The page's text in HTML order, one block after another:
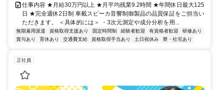
仕事内容 ★月給30万円以上 ★月平均残業9.2時間 ★年間休日最大125
日 ★完全週休2日制 車載スピーカ音響制御製品の品質保証をご担当い
ただきます。 ＜具体的には＞ ・3次元測定や成分分析を用...
無期雇用派遣 資格取得支援あり 固定時間制 経験者歓迎 有資格者歓迎
研修あり
賞与あり
育休あり 交通費支給 資格取得手当あり 土日祝休み 寮・社宅あり
正社員